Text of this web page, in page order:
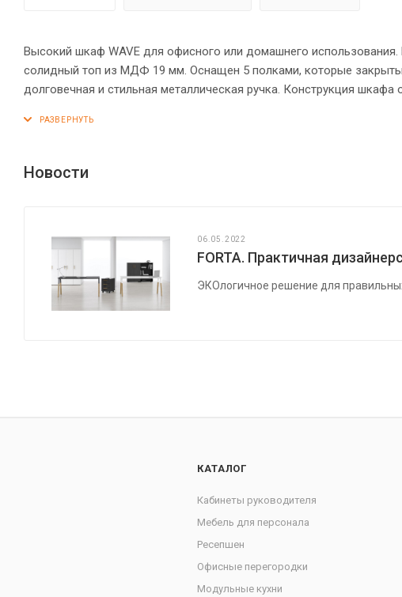
Высокий шкаф WAVE для офисного или домашнего
солидный топ из МДФ 19 мм. Оснащен 5 полками, которые
долговечная и стильная металлическая ручка. Конструкция
Новости
06.05.2022
FORTA. Практичная
ЭКОлогичное решение для
КАТАЛОГ
Кабинеты руководителя
Мебель для персонала
Ресепшен
Офисные перегородки
Модульные кухни